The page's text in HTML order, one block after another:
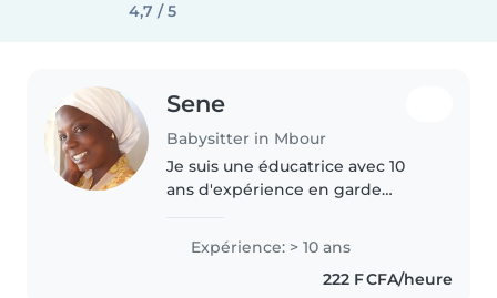
4,7 / 5
Sene
Babysitter in Mbour
Je suis une éducatrice avec 10
ans d'expérience en garde
l'accompagnement des enfants
d'âge scolaire, y compris ceux
ayant des besoins spéciaux
Expérience: > 10 ans
222 F CFA/heure